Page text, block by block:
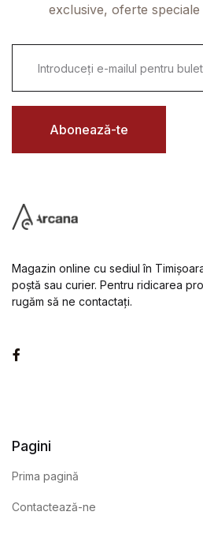
exclusive, oferte
i
l
Abonează-te
Magazin online cu sediul în
poștă sau curier. Pentru ridicarea
rugăm să ne contactați.
Pagini
Prima pagină
Contactează-ne